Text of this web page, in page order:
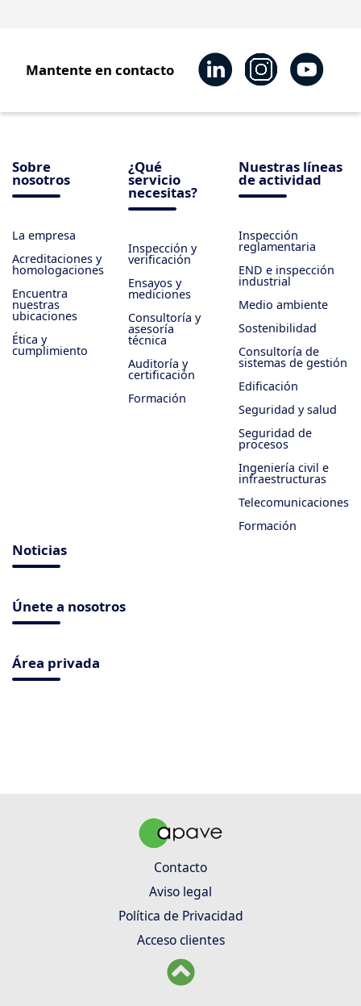
Mantente en contacto
Sobre
nosotros
La empresa
Acreditaciones y
homologaciones
Encuentra
nuestras
ubicaciones
Ética y
cumplimiento
¿Qué
servicio
necesitas?
Inspección y
verificación
Ensayos y
mediciones
Consultoría y
asesoría
técnica
Auditoría y
certificación
Formación
Nuestras líneas
de actividad
Inspección
reglamentaria
END e inspección
industrial
Medio ambiente
Sostenibilidad
Consultoría de
sistemas de gestión
Edificación
Seguridad y salud
Seguridad de
procesos
Ingeniería civil e
infraestructuras
Telecomunicaciones
Formación
Noticias
Únete a nosotros
Área privada
Contacto
Aviso legal
Política de Privacidad
Acceso clientes